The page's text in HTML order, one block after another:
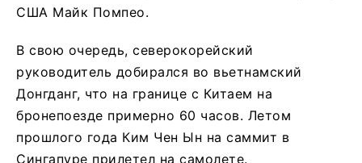
США Майк Помпео.
В свою очередь, северокорейский
руководитель добирался во вьетнамский
Донгданг, что на границе с Китаем на
бронепоезде примерно 60 часов. Летом
прошлого года Ким Чен Ын на саммит в
Сингапуре прилетел на самолете.